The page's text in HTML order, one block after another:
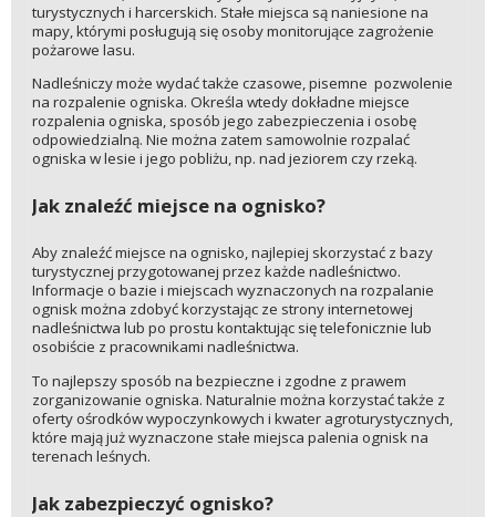
turystycznych i harcerskich. Stałe miejsca są naniesione na
mapy, którymi posługują się osoby monitorujące zagrożenie
pożarowe lasu.
Nadleśniczy może wydać także czasowe, pisemne pozwolenie
na rozpalenie ogniska. Określa wtedy dokładne miejsce
rozpalenia ogniska, sposób jego zabezpieczenia i osobę
odpowiedzialną. Nie można zatem samowolnie rozpalać
ogniska w lesie i jego pobliżu, np. nad jeziorem czy rzeką.
Jak znaleźć miejsce na ognisko?
Aby znaleźć miejsce na ognisko, najlepiej skorzystać z bazy
turystycznej przygotowanej przez każde nadleśnictwo.
Informacje o bazie i miejscach wyznaczonych na rozpalanie
ognisk można zdobyć korzystając ze strony internetowej
nadleśnictwa lub po prostu kontaktując się telefonicznie lub
osobiście z pracownikami nadleśnictwa.
To najlepszy sposób na bezpieczne i zgodne z prawem
zorganizowanie ogniska. Naturalnie można korzystać także z
oferty ośrodków wypoczynkowych i kwater agroturystycznych,
które mają już wyznaczone stałe miejsca palenia ognisk na
terenach leśnych.
Jak zabezpieczyć ognisko?